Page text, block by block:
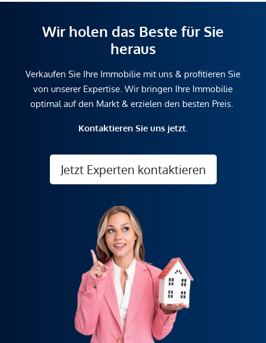
Wir holen das Beste für Sie
heraus
Verkaufen Sie Ihre Immobilie mit uns & profitieren Sie
von unserer Expertise. Wir bringen Ihre Immobilie
optimal auf den Markt & erzielen den besten Preis.
Kontaktieren Sie uns jetzt.
Jetzt Experten kontaktieren